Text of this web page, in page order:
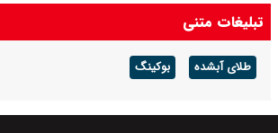
روایت دوم پزشکیان با موضوع اقتصاد و معیشت
تبلیغات متنی
طلای آبشده بوکینگ